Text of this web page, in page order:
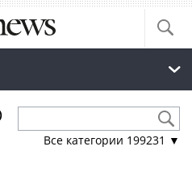
Все категории 199231 ▼